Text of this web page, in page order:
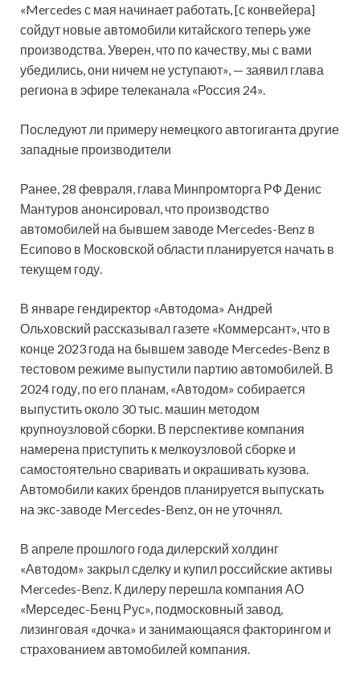
«Mercedes с мая начинает работать, [с конвейера]
сойдут новые автомобили китайского теперь уже
производства. Уверен, что по качеству, мы с вами
убедились, они ничем не уступают», — заявил глава
региона в эфире телеканала «Россия 24».
Последуют ли примеру немецкого автогиганта другие
западные производители
Ранее, 28 февраля, глава Минпромторга РФ Денис
Мантуров анонсировал, что производство
автомобилей на бывшем заводе Mercedes-Benz в
Есипово в Московской области планируется начать в
текущем году.
В январе гендиректор «Автодома» Андрей
Ольховский рассказывал газете «Коммерсант», что в
конце 2023 года на бывшем заводе Mercedes-Benz в
тестовом режиме выпустили партию автомобилей. В
2024 году, по его планам, «Автодом» собирается
выпустить около 30 тыс. машин методом
крупноузловой сборки. В перспективе компания
намерена приступить к мелкоузловой сборке и
самостоятельно сваривать и окрашивать кузова.
Автомобили каких брендов планируется выпускать
на экс-заводе Mercedes-Benz, он не уточнял.
В апреле прошлого года дилерский холдинг
«Автодом» закрыл сделку и купил российские активы
Mercedes-Benz. К дилеру перешла компания АО
«Мерседес-Бенц Рус», подмосковный завод,
лизинговая «дочка» и занимающаяся факторингом и
страхованием автомобилей компания.